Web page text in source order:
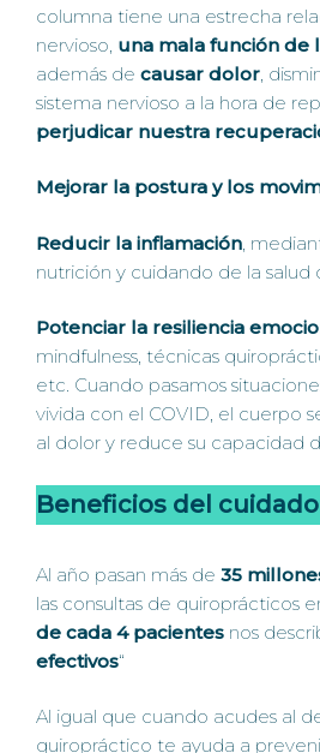
columna tiene una estrecha
nervioso, una mala función de
además de causar dolor ,
sistema nervioso a la hora de
perjudicar nuestra
Mejorar la postura y los
Reducir la inflamación ,
nutrición y cuidando de la salud
Potenciar la resiliencia
mindfulness, técnicas
etc. Cuando pasamos
vivida con el COVID, el cuerpo
al dolor y reduce su capacidad
Beneficios del
Al año pasan más de 35
las consultas de quiroprácticos
de cada 4 pacientes nos
efectivos“
Al igual que cuando acudes al
quiropráctico te ayuda a